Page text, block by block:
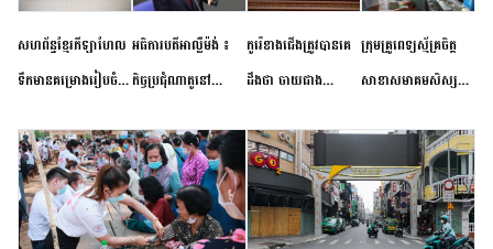
សហព័ន្ធខ្មែរកីឡាហែល
ទឹកមានគម្រោងរៀបចំ
កម្រិតបឋម ដល់ឧត្តម
សិក្សានាពេលខាងមុខ
អធិការបតីអាល្លឺម៉ង់ ៖
កិច្ចប្រជុំណាតូនៅ
ខាងមុខនឹងបញ្ជូនសញ្ញា
នៃភាពស្អិតរមួត និង
ការប្តេជ្ញាចិត្ត
កូរ៉េខាងជើងត្រូវបានគេ
ដឹងថា ចាយជាង
អភិវឌ្ឍន៍នុយក្លេអ៊ែរ
ក្រុមគ្រូពេទ្យស្ម័គ្រចិត្ត
សាខាសមាគមសិស្ស
ខេត្តកំពង់ចាម ចុះពិនិត្យ
ពិគ្រោះជំងឺទូទៅ និងផ្តល់
ថ្នាំពេទ្យជូនប្រជាពលរដ្ឋ